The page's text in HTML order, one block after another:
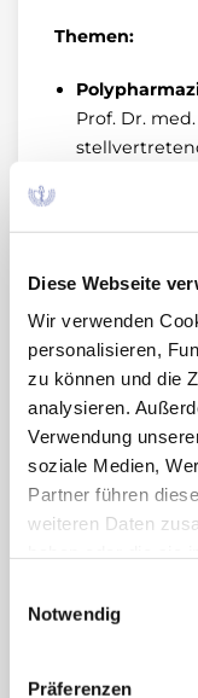
Diese Webseite
Wir verwenden
personalisieren,
zu können und die
analysieren.
Verwendung
soziale Medien,
Partner führen
weiteren Daten
Cookies, wenn Sie
Notwendig
Präferenzen
Themen:
Prof. Dr.
Dipl.-Pharm.
AkdÄ, Berlin.
Individuelle
Prof. Dr.
Moderation:
Aspekte der